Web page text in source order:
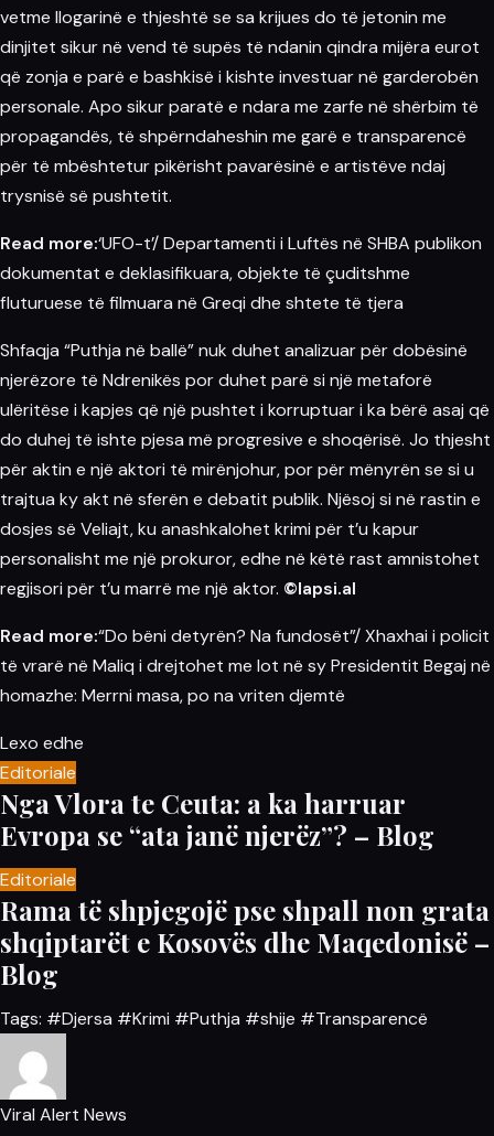
vetme llogarinë e thjeshtë se sa krijues do të jetonin me
dinjitet sikur në vend të supës të ndanin qindra mijëra eurot
që zonja e parë e bashkisë i kishte investuar në garderobën
personale. Apo sikur paratë e ndara me zarfe në shërbim të
propagandës, të shpërndaheshin me garë e transparencë
për të mbështetur pikërisht pavarësinë e artistëve ndaj
trysnisë së pushtetit.
Read more:‘UFO-t’/ Departamenti i Luftës në SHBA publikon
dokumentat e deklasifikuara, objekte të çuditshme
fluturuese të filmuara në Greqi dhe shtete të tjera
Shfaqja “Puthja në ballë” nuk duhet analizuar për dobësinë
njerëzore të Ndrenikës por duhet parë si një metaforë
ulëritëse i kapjes që një pushtet i korruptuar i ka bërë asaj që
do duhej të ishte pjesa më progresive e shoqërisë. Jo thjesht
për aktin e një aktori të mirënjohur, por për mënyrën se si u
trajtua ky akt në sferën e debatit publik. Njësoj si në rastin e
dosjes së Veliajt, ku anashkalohet krimi për t’u kapur
personalisht me një prokuror, edhe në këtë rast amnistohet
regjisori për t’u marrë me një aktor. ©lapsi.al
Read more:“Do bëni detyrën? Na fundosët”/ Xhaxhai i policit
të vrarë në Maliq i drejtohet me lot në sy Presidentit Begaj në
homazhe: Merrni masa, po na vriten djemtë
Lexo edhe
Editoriale
Nga Vlora te Ceuta: a ka harruar
Evropa se “ata janë njerëz”? – Blog
Editoriale
Rama të shpjegojë pse shpall non grata
shqiptarët e Kosovës dhe Maqedonisë –
Blog
Tags: #Djersa #Krimi #Puthja #shije #Transparencë
Viral Alert News